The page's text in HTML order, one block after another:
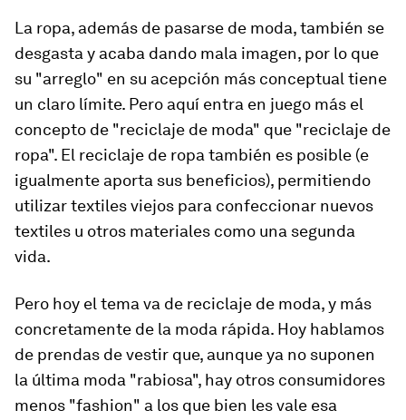
La ropa, además de pasarse de moda, también se
desgasta y acaba dando mala imagen, por lo que
su "arreglo" en su acepción más conceptual tiene
un claro límite. Pero aquí entra en juego más el
concepto de "reciclaje de moda" que "reciclaje de
ropa". El reciclaje de ropa también es posible (e
igualmente aporta sus beneficios), permitiendo
utilizar textiles viejos para confeccionar nuevos
textiles u otros materiales como una segunda
vida.
Pero hoy el tema va de reciclaje de moda, y más
concretamente de la moda rápida. Hoy hablamos
de prendas de vestir que, aunque ya no suponen
la última moda "rabiosa", hay otros consumidores
menos "fashion" a los que bien les vale esa